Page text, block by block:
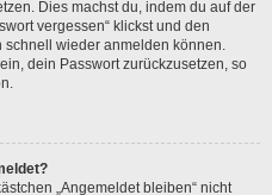
Dies machst du, indem du auf der
vergessen“ klickst und den
schnell wieder anmelden können.
dein Passwort zurückzusetzen, so
„Angemeldet bleiben“ nicht